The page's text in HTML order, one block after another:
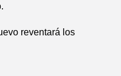
reventará los